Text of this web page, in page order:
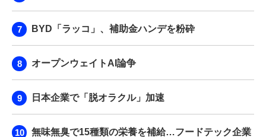
BYD「ラッコ」、補助金ハンデを粉砕
オープンウェイトAI論争
日本企業で「脱オラクル」加速
無味無臭で15種類の栄養を補給…フードテック企業